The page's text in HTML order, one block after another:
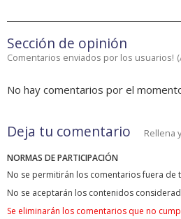
Sección de opinión
Comentarios enviados por los usuarios! (
No hay comentarios por el
Deja tu comentario Rellena
NORMAS DE PARTICIPACIÓN
No se permitirán los comentarios fuera de
No se aceptarán los contenidos
Se eliminarán los comentarios que no